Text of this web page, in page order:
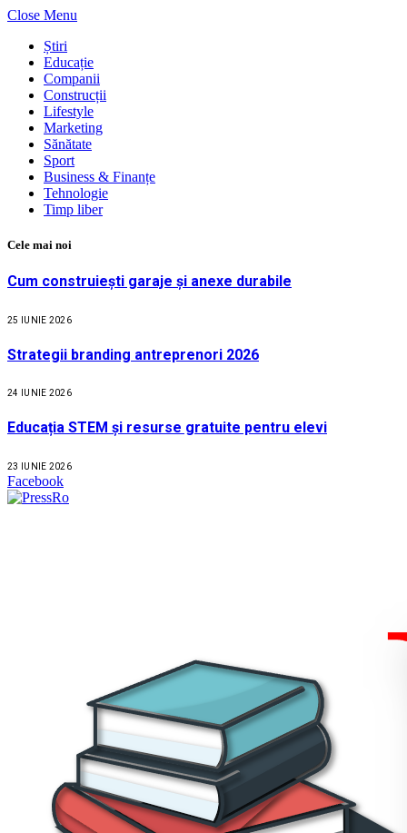
Close Menu
Știri
Educație
Companii
Construcții
Lifestyle
Marketing
Sănătate
Sport
Business & Finanțe
Tehnologie
Timp liber
Cele mai noi
Cum construiești garaje și anexe durabile
25 IUNIE 2026
Strategii branding antreprenori 2026
24 IUNIE 2026
Educația STEM și resurse gratuite pentru elevi
23 IUNIE 2026
Facebook